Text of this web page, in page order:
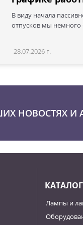
В виду начала
отпусков мы немного
28.07.2026 г.
НОВОСТЯХ И
КАТАЛОГ
Лампы и